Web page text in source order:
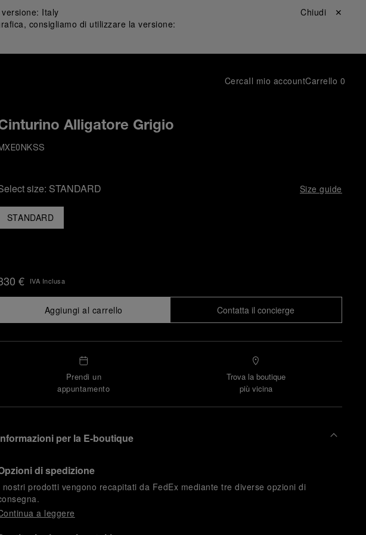
Italy
consigliamo di utilizzare la versione:
Chiudi ✕
CercaIl mio accountCarrello 0
Alligatore Grigio
size: STANDARD Size guide
STANDARD
€ IVA Inclusa
Aggiungi al carrello Contatta il concierge
Prendi un
appuntamento
Trova la boutique
più vicina
per la E-boutique
di spedizione
nostri prodotti vengono recapitati da FedEx mediante tre diverse opzioni di
a leggere